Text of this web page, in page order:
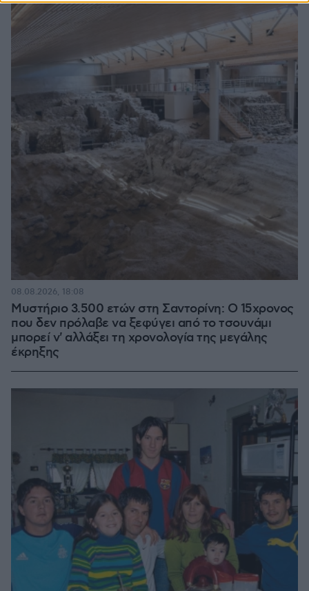
Μυστήριο 3.500 ετών στη Σαντορίνη: Ο 15χρονος
που δεν πρόλαβε να ξεφύγει από το τσουνάμι
μπορεί ν' αλλάξει τη χρονολογία της μεγάλης
έκρηξης
08.08.2026, 18:08